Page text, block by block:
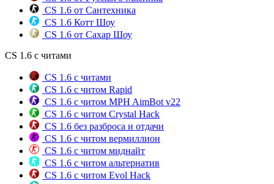
CS 1.6 от Сантехника
CS 1.6 Котт Шоу
CS 1.6 от Сахар Шоу
CS 1.6 с читами
CS 1.6 с читами
CS 1.6 с читом Rapid
CS 1.6 с читом MPH AimBot v22
CS 1.6 с читом Crystal Hack
CS 1.6 без разброса и отдачи
CS 1.6 с читом вермиллион
CS 1.6 с читом миднайт
CS 1.6 с читом альтернатив
CS 1.6 с читом Evol Hack